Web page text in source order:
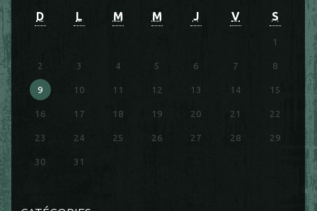
D L M M J V S
1
2 3 4 5 6 7 8
9 10 11 12 13 14 15
16 17 18 19 20 21 22
23 24 25 26 27 28 29
30 31